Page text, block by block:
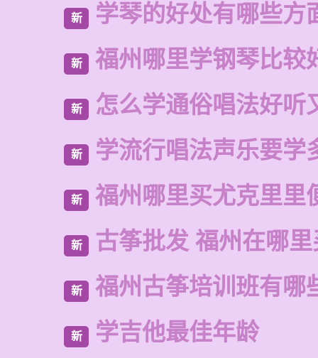
新 学琴的好处有哪些方
新 福州哪里学钢琴比较
新 怎么学通俗唱法好听
新 学流行唱法声乐要学
新 福州哪里买尤克里里
新 古筝批发 福州在哪
新 福州古筝培训班有哪
新 学吉他最佳年龄